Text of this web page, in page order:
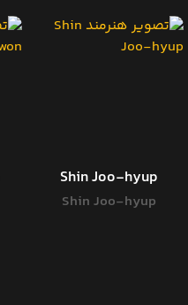
Shin Joo-hyup
Shin Joo-hyup